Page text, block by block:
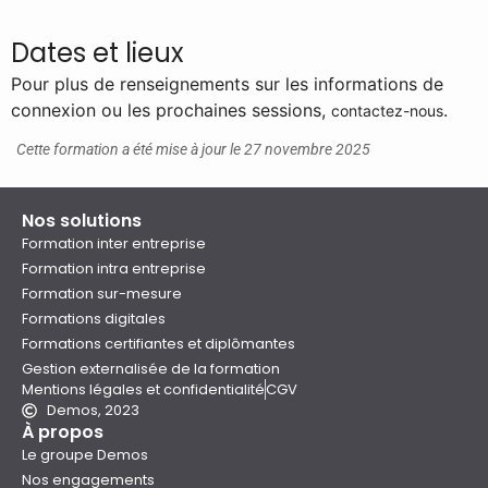
Dates et lieux
Pour plus de renseignements sur les informations de
connexion ou les prochaines sessions, contactez-nous.
Cette formation a été mise à jour le 27 novembre 2025
Nos solutions
Formation inter entreprise
Formation intra entreprise
Formation sur-mesure
Formations digitales
Formations certifiantes et diplômantes
Gestion externalisée de la formation
Mentions légales et confidentialitéCGV
Demos, 2023
À propos
Le groupe Demos
Nos engagements